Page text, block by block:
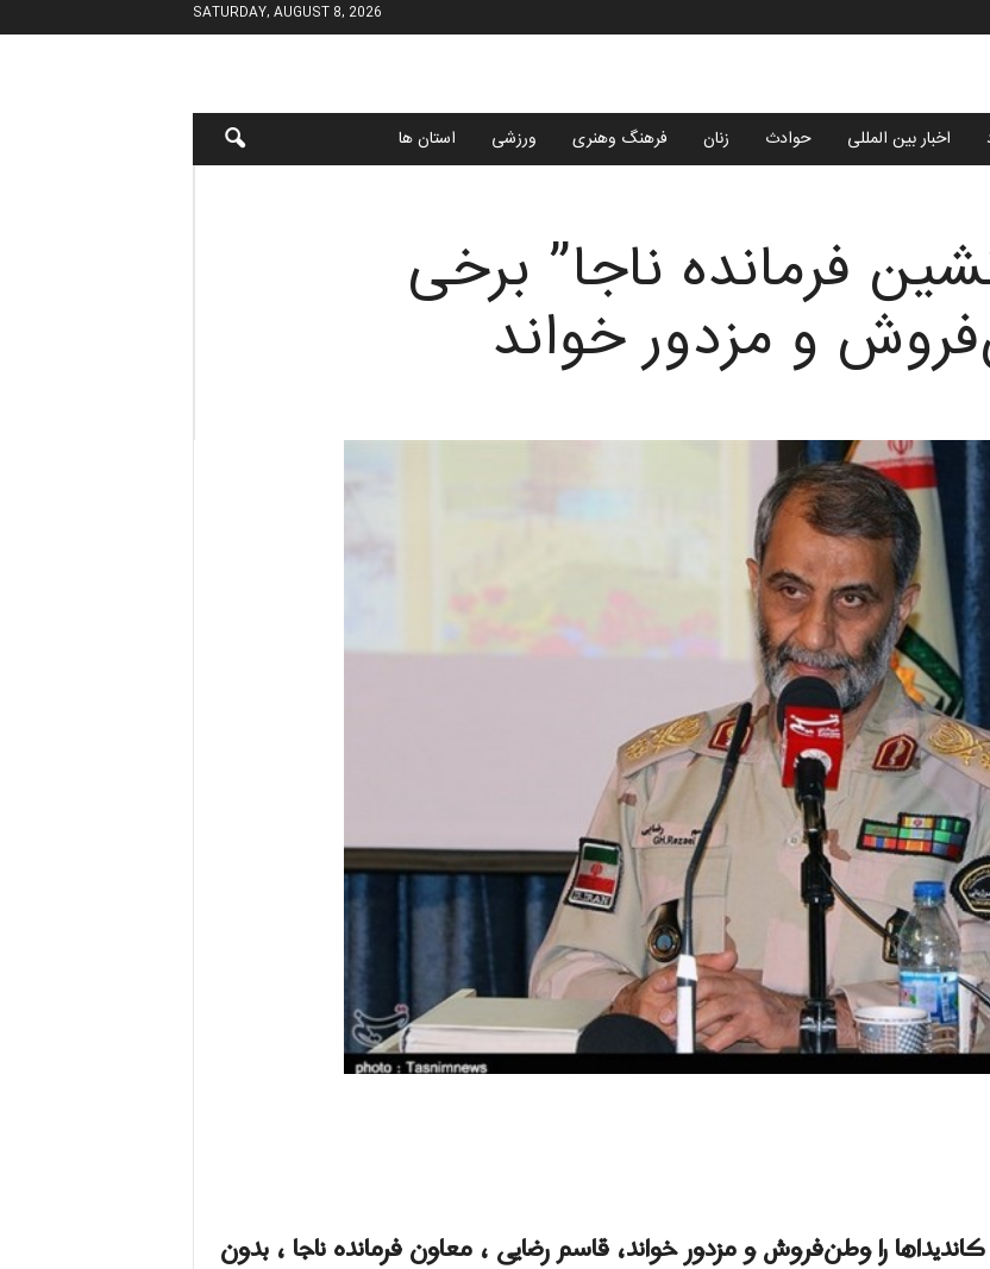
SATURDAY, AUGUST 8, 2026
اخبار بین المللی حوادث زنان فرهنگ وهنری ورزشی استان ها
فرمانده ناجا” برخی
و مزدور خواند
را وطن‌فروش و مزدور خواند، قاسم رضایی ، معاون فرمانده ناجا ، بدون